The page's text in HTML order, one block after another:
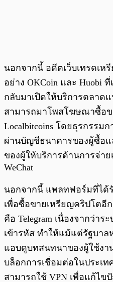
นอกจากนี้ อดีตเว็บเทรดเห
อย่าง OKCoin และ Huobi
กลับมาเปิดให้บริการตลาด
สามารถมาโพสโฆษณาซื้อข
Localbitcoins โดยธุรกรรม
ผ่านบัญชีธนาคารของผู้ซื้อ
ของผู้ให้บริการด้านการจ่าย
WeChat
นอกจากนี้ แพลทฟอร์มที่ได้
เพื่อซื้อขายเหรียญคริปโตอี
คือ Telegram เนื่องจากว่า
เข้ารหัส ทำให้แม้แต่รัฐบา
แอบดูบทสนทนาของผู้ใช้งา
บล็อกการเชื่อมต่อในประเ
สามารถใช้ VPN เพื่อแก้ไข